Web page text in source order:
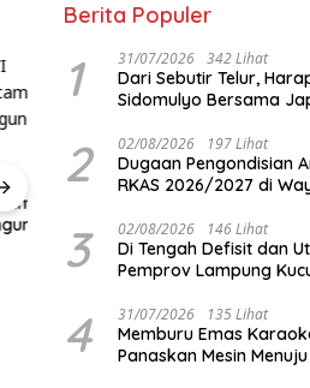
Lampung-1 Resmi Mengorbit,
Pemanfaatan Teknologi
Antariksa untuk Pembangunan
Berita Populer
1 31/07/2026 342 Lihat
Dari Sebutir Telur,
Sidomulyo Bersama
2 02/08/2026 197 Lihat
Dugaan Pengondisian
RKAS 2026/2027 di
Keuntungan untuk
3 02/08/2026 146 Lihat
Di Tengah Defisit dan
Pemprov Lampung
4 31/07/2026 135 Lihat
Memburu Emas
Panaskan Mesin